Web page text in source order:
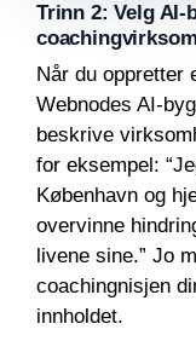
Trinn 2: Velg AI-
Når du oppretter
Webnodes AI-
beskrive
for eksempel:
København og
overvinne
livene sine.” Jo
coachingnisjen
innholdet.